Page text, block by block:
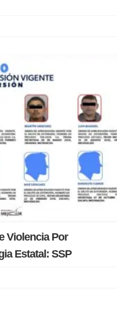
Violencia Por
Estatal: SSP